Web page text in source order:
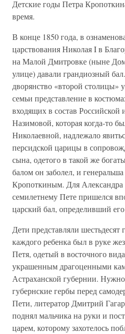
Детские годы Петра
время.
В конце 1850 года, в
царствования Николая I в
на Малой Дмитровке (ныне
улице) давали грандиозный
дворянство «второй столицы»
семьи представление в
входящих в состав
Назимовой, которая когда-то
Николаевной, надлежало
персидской царицы в
сына, одетого в такой же
балом он заболел, и
Кропоткиным. Для Александра
семилетнему Пете пришелся
царский бал, определивший его
Дети представляли
каждого ребенка был в руке
Петя, одетый в восточного
украшенным драгоценными
Астраханской губернии.
губернские гербы перед
Пети, литератор Дмитрий
поднял мальчика на руки и
царем, которому захотелось